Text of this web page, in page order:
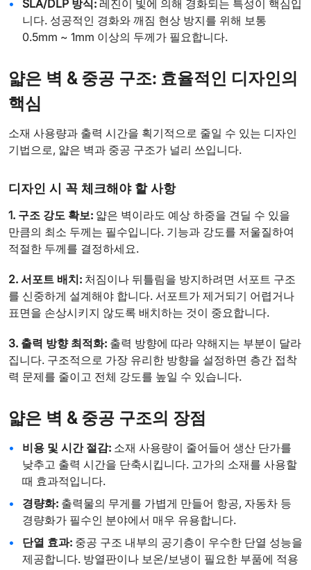
SLA/DLP 방식: 레진이 빛에 의해 경화되는 특성이 핵심입
니다. 성공적인 경화와 깨짐 현상 방지를 위해 보통
0.5mm ~ 1mm 이상의 두께가 필요합니다.
얇은 벽 & 중공 구조: 효율적인 디자인의
핵심
소재 사용량과 출력 시간을 획기적으로 줄일 수 있는 디자인
기법으로, 얇은 벽과 중공 구조가 널리 쓰입니다.
디자인 시 꼭 체크해야 할 사항
1. 구조 강도 확보: 얇은 벽이라도 예상 하중을 견딜 수 있을
만큼의 최소 두께는 필수입니다. 기능과 강도를 저울질하여
적절한 두께를 결정하세요.
2. 서포트 배치: 처짐이나 뒤틀림을 방지하려면 서포트 구조
를 신중하게 설계해야 합니다. 서포트가 제거되기 어렵거나
표면을 손상시키지 않도록 배치하는 것이 중요합니다.
3. 출력 방향 최적화: 출력 방향에 따라 약해지는 부분이 달라
집니다. 구조적으로 가장 유리한 방향을 설정하면 층간 접착
력 문제를 줄이고 전체 강도를 높일 수 있습니다.
얇은 벽 & 중공 구조의 장점
비용 및 시간 절감: 소재 사용량이 줄어들어 생산 단가를
낮추고 출력 시간을 단축시킵니다. 고가의 소재를 사용할
때 효과적입니다.
경량화: 출력물의 무게를 가볍게 만들어 항공, 자동차 등
경량화가 필수인 분야에서 매우 유용합니다.
단열 효과: 중공 구조 내부의 공기층이 우수한 단열 성능을
제공합니다. 방열판이나 보온/보냉이 필요한 부품에 적용